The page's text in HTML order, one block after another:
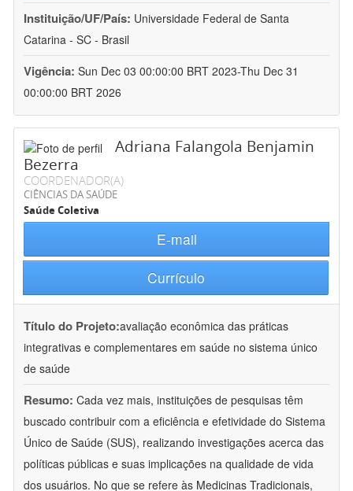
Instituição/UF/País: Universidade Federal de Santa
Catarina - SC - Brasil
Vigência: Sun Dec 03 00:00:00 BRT 2023-Thu Dec 31
00:00:00 BRT 2026
Adriana Falangola Benjamin
Bezerra
COORDENADOR(A)
CIÊNCIAS DA SAÚDE
Saúde Coletiva
E-mail
Currículo
Título do Projeto:avaliação econômica das práticas
integrativas e complementares em saúde no sistema único
de saúde
Resumo: Cada vez mais, instituições de pesquisas têm
buscado contribuir com a eficiência e efetividade do Sistema
Único de Saúde (SUS), realizando investigações acerca das
políticas públicas e suas implicações na qualidade de vida
dos usuários. No que se refere às Medicinas Tradicionais,